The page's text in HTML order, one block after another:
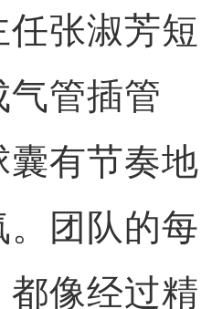
任张淑芳短
气管插管
囊有节奏地
。团队的每
像经过精